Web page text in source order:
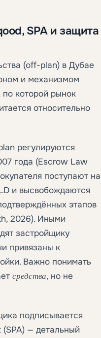
SPA и защита
(off-plan) в Дубае
и механизмом
которой рынок
относительно
регулируются
года (Escrow Law
поступают на
и высвобождаются
этапов
2026). Иными
застройщику
привязаны к
Важно понимать
средства, но не
подписывается
— детальный